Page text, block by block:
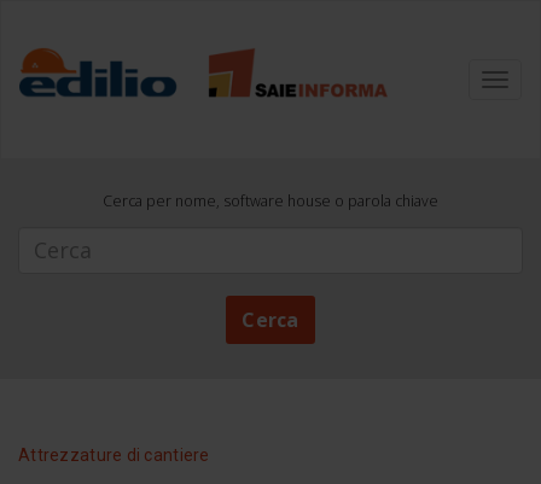
Cerca per nome, software house o parola chiave
Cerca
Attrezzature di cantiere